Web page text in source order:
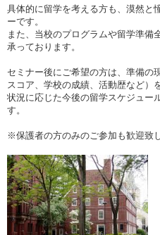
具体的に留学を考える方も、漠然と
ーです。
また、当校のプログラムや留学準備
承っております。
セミナー後にご希望の方は、準備の
スコア、学校の成績、活動歴など）
状況に応じた今後の留学スケジュー
す。
※保護者の方のみのご参加も歓迎致